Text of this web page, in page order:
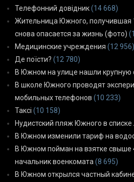
Телефонний довідник(14 668)
Жительница Южного, получившая
снова опасается за жизнь (фото)
Медицинские учреждения (12 956)
Де поїсти? (12 780)
В Южном на улице нашли крупную
В школе Южного проводят
мобильных телефонов (10 233)
Таксі (10 158)
Нудистский пляж Южного в
В Южном изменили тариф на
В Южном пойман на взятке свыше
начальник военкомата (8 695)
В Южном открылся частный